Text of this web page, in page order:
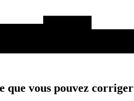
que vous pouvez corriger